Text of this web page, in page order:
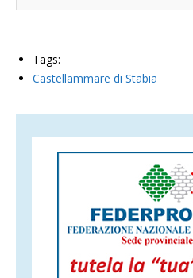
Tags:
Castellammare di Stabia